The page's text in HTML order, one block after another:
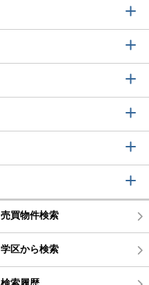
売買物件検索
学区から検索
検索履歴